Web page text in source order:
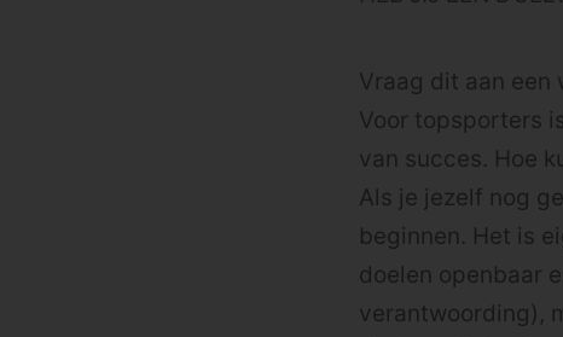
Vraag dit aan een
Voor topsporters
van succes. Hoe
Als je jezelf nog
beginnen. Het is
doelen openbaar
verantwoording),